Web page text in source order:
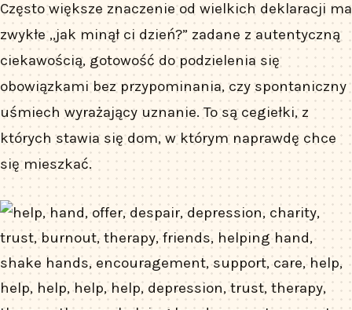
Często większe znaczenie od wielkich deklaracji ma
zwykłe „jak minął ci dzień?” zadane z autentyczną
ciekawością, gotowość do podzielenia się
obowiązkami bez przypominania, czy spontaniczny
uśmiech wyrażający uznanie. To są cegiełki, z
których stawia się dom, w którym naprawdę chce
się mieszkać.